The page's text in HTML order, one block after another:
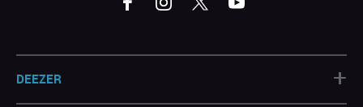
DEEZER +